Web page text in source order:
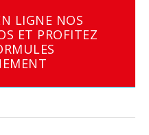
LIGNE NOS
ET PROFITEZ